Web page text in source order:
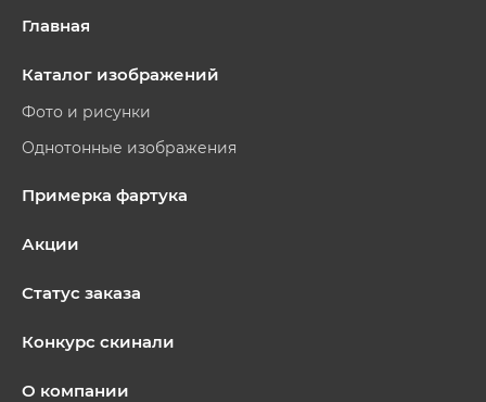
Главная
Каталог изображений
Фото и рисунки
Однотонные изображения
Примерка фартука
Акции
Статус заказа
Конкурс скинали
О компании